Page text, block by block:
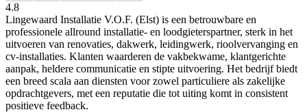
4.8
Lingewaard Installatie V.O.F. (Elst) is een betrouwbare en
professionele allround installatie- en loodgieterspartner, sterk in het
uitvoeren van renovaties, dakwerk, leidingwerk, rioolvervanging en
cv-installaties. Klanten waarderen de vakbekwame, klantgerichte
aanpak, heldere communicatie en stipte uitvoering. Het bedrijf biedt
een breed scala aan diensten voor zowel particuliere als zakelijke
opdrachtgevers, met een reputatie die tot uiting komt in consistent
positieve feedback.